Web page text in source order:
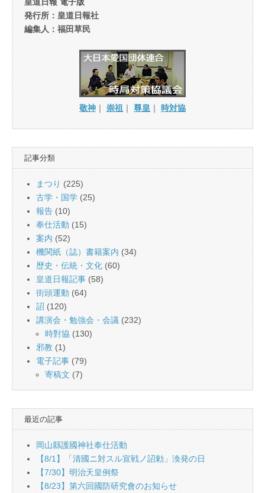
発行所：皇道日報社
編集人：福田草民
敬神 ｜ 崇祖 ｜ 尊皇 ｜ 時対協
記事分類
まつり (225)
古学・国学 (25)
報告 (10)
奉仕活動 (15)
案内 (52)
機関紙（誌）書籍案内 (34)
歴史・伝統・文化 (60)
皇道日報記事 (58)
街頭運動 (64)
詔 (120)
講演会・勉強会・会議 (232)
時對協 (130)
邪教 (1)
電子記事 (79)
寄稿文 (7)
最近の記事
岡山縣護國神社奉仕活動
【8/1】「清國ニ対スル宣戦ノ詔勅」渙発の日
【7/30】明治天皇例祭
【8/23】第六回國防研究會のお知らせ